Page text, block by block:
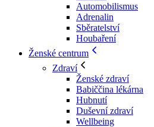
Automobilismus
Adrenalin
Sběratelství
Houbaření
Ženské centrum
Zdraví
Ženské zdraví
Babiččina lékárna
Hubnutí
Duševní zdraví
Wellbeing